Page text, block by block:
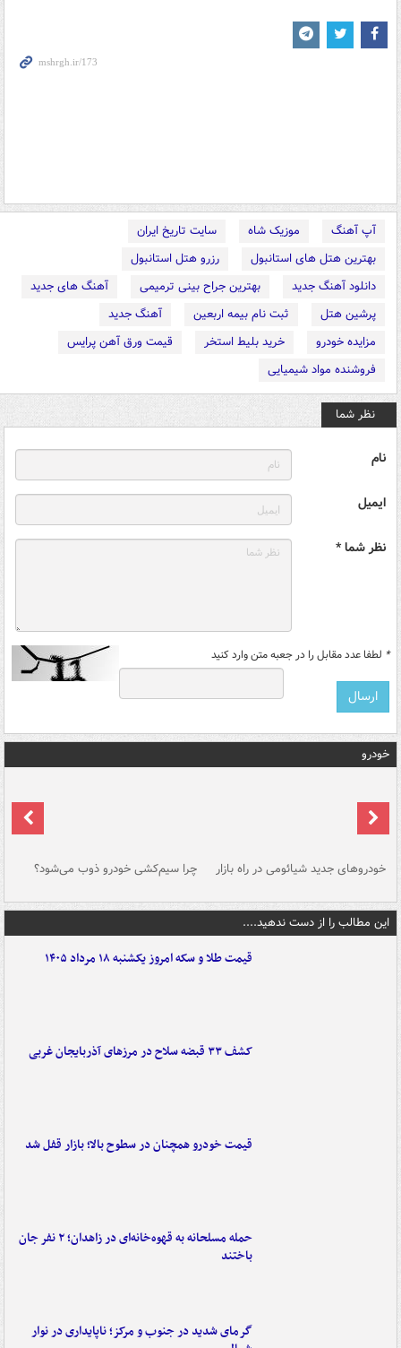
آپ آهنگ موزیک شاه
سایت تاریخ ایران
بهترین هتل های استانبول
رزرو هتل استانبول
دانلود آهنگ جدید
بهترین جراح بینی ترمیمی
آهنگ های جدید
پرشین هتل
ثبت نام بیمه اربعین
آهنگ جدید
مزایده خودرو
خرید بلیط استخر
قیمت ورق آهن پرایس
فروشنده مواد شیمیایی
نظر شما
نام
ایمیل
نظر شما *
* لطفا عدد مقابل را در جعبه متن وارد کنید
خودرو
خودروهای جدید شیائومی در راه بازار چرا سیم‌کشی خودرو ذوب می‌شود؟
این مطالب را از دست ندهید....
قیمت طلا و سکه امروز یکشنبه ۱۸ مرداد ۱۴۰۵
کشف ۳۳ قبضه سلاح در مرزهای آذربایجان غربی
قیمت خودرو همچنان در سطوح بالا؛ بازار قفل شد
حمله مسلحانه به قهوه‌خانه‌ای در زاهدان؛ ۲ نفر جان
باختند
گرمای شدید در جنوب و مرکز؛ ناپایداری در نوار